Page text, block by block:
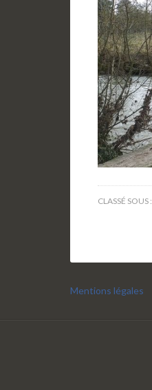
CLASSÉ SOUS :
Mentions légales